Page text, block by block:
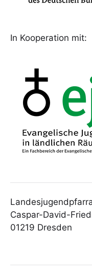
In Kooperation mit:
Caspar-David-
01219 Dresden